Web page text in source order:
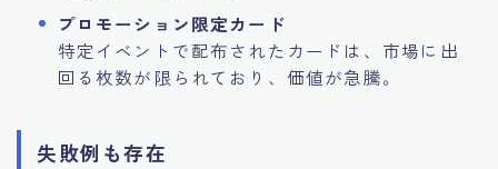
プロモーション限定カード
特定イベントで配布されたカードは、市場に出
回る枚数が限られており、価値が急騰。
失敗例も存在